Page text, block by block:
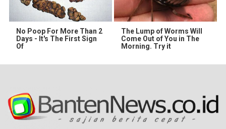
No Poop For More Than 2
Days - It's The First Sign
Of
The Lump of Worms Will
Come Out of You in The
Morning. Try it